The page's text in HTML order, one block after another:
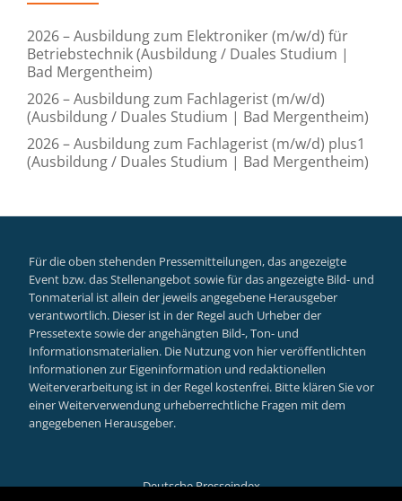
2026 – Ausbildung zum Elektroniker (m/w/d) für
Betriebstechnik (Ausbildung / Duales Studium |
Bad Mergentheim)
2026 – Ausbildung zum Fachlagerist (m/w/d)
(Ausbildung / Duales Studium | Bad Mergentheim)
2026 – Ausbildung zum Fachlagerist (m/w/d) plus1
(Ausbildung / Duales Studium | Bad Mergentheim)
Für die oben stehenden Pressemitteilungen, das angezeigte
Event bzw. das Stellenangebot sowie für das angezeigte Bild- und
Tonmaterial ist allein der jeweils angegebene Herausgeber
verantwortlich. Dieser ist in der Regel auch Urheber der
Pressetexte sowie der angehängten Bild-, Ton- und
Informationsmaterialien. Die Nutzung von hier veröffentlichten
Informationen zur Eigeninformation und redaktionellen
Weiterverarbeitung ist in der Regel kostenfrei. Bitte klären Sie vor
einer Weiterverwendung urheberrechtliche Fragen mit dem
angegebenen Herausgeber.
Deutsche Presseindex